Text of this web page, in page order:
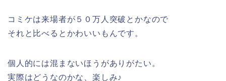
コミケは来場者が５０万人突破とかなので
それと比べるとかわいいもんです。
個人的には混まないほうがありがたい。
実際はどうなのかな、楽しみ♪